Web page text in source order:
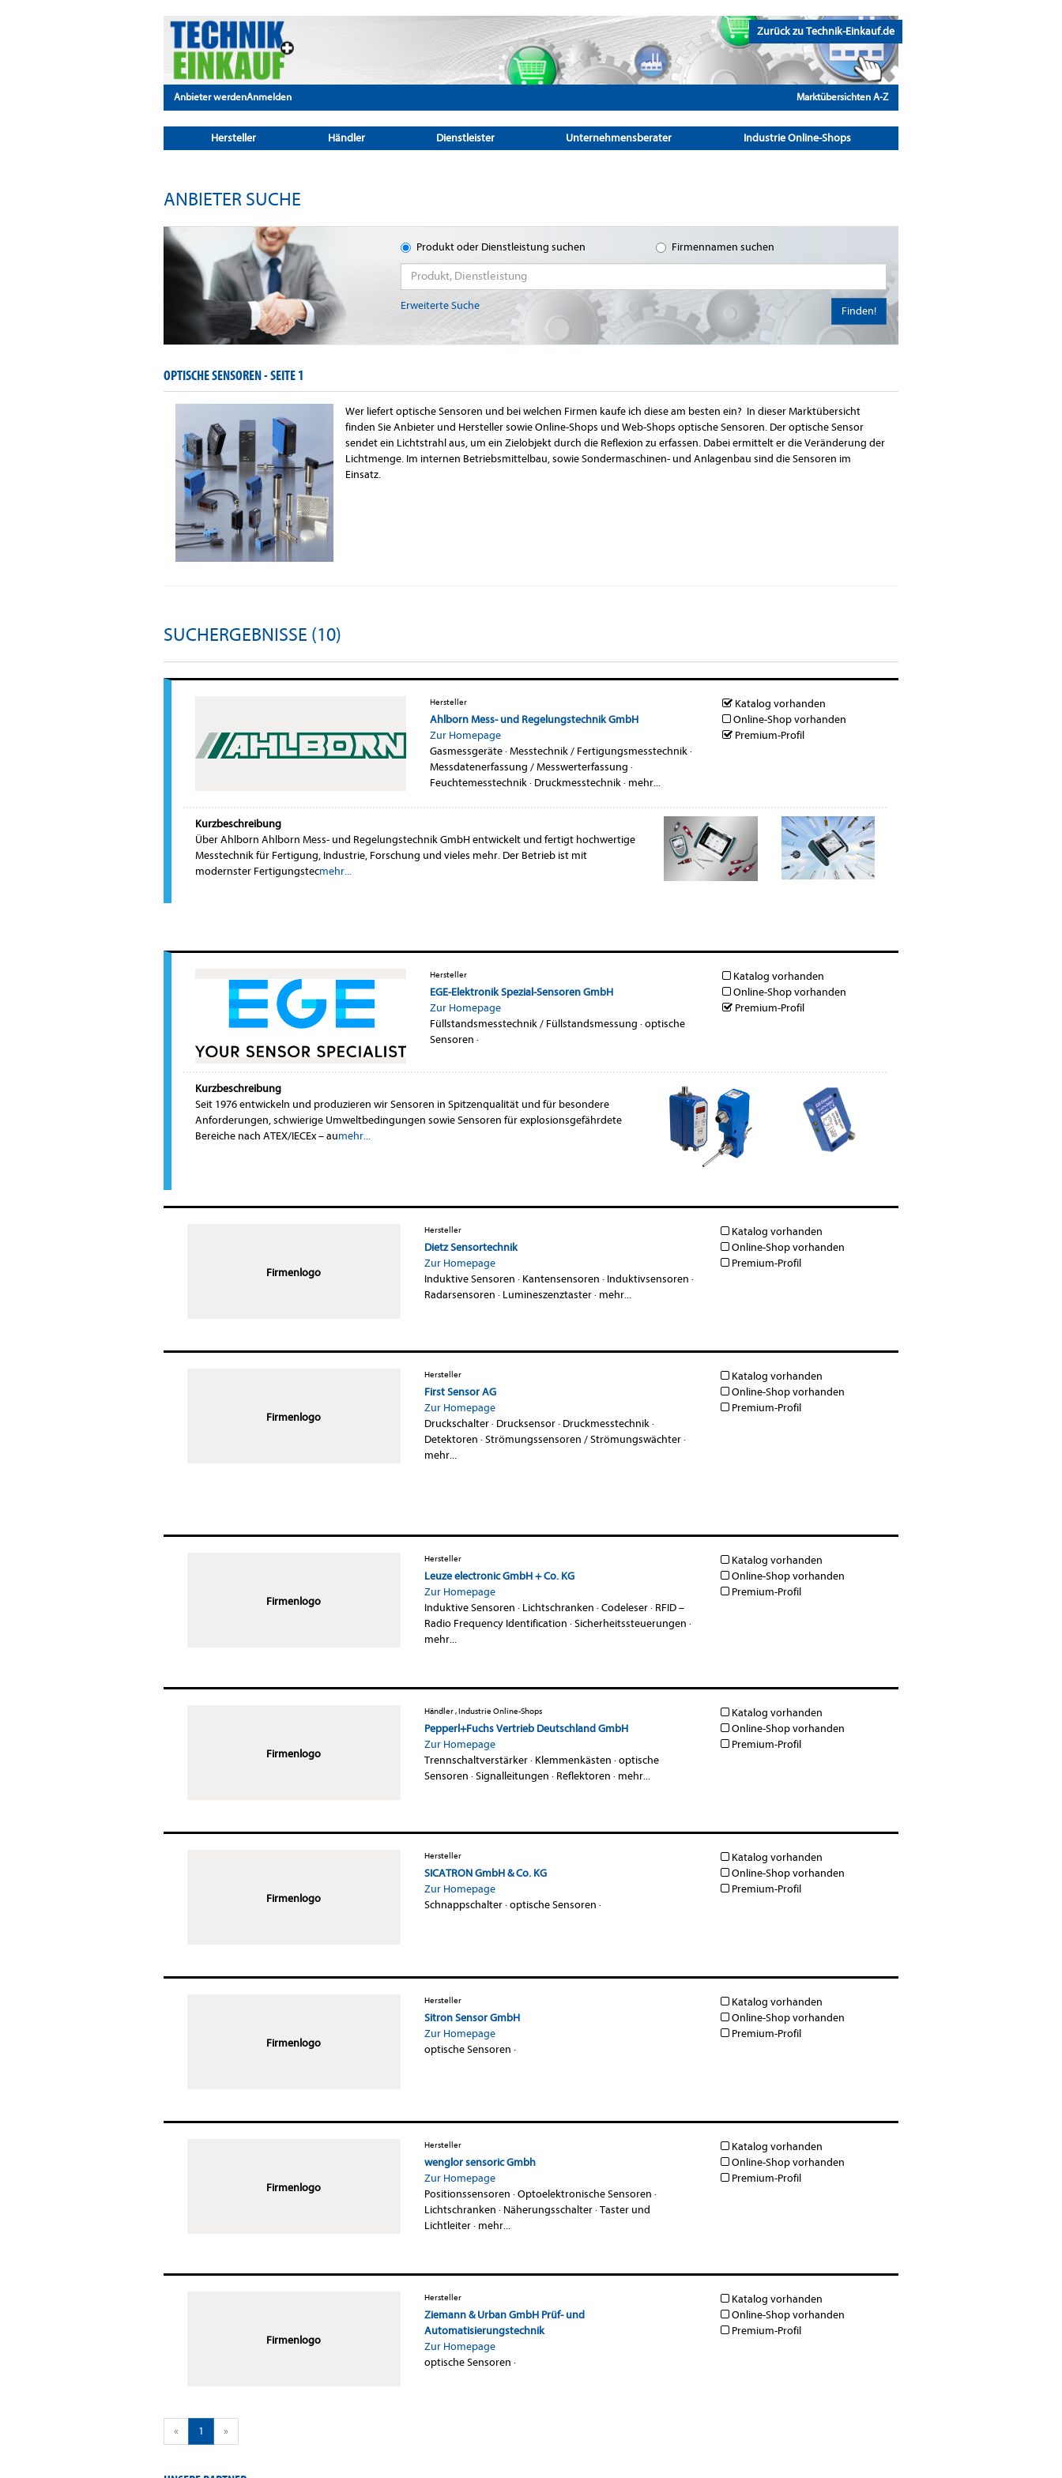
Zurück zu Technik-Einkauf.de
Anbieter werdenAnmelden Marktübersichten A-Z
Hersteller Händler Dienstleister Unternehmensberater Industrie Online-Shops
ANBIETER SUCHE
Produkt oder Dienstleistung suchen Firmennamen suchen
Erweiterte Suche Finden!
OPTISCHE SENSOREN -SEITE 1
Wer liefert optische Sensoren und bei welchen Firmen kaufe ich diese am besten ein? In dieser Marktübersicht
finden Sie Anbieter und Hersteller sowie Online-Shops und Web-Shops optische Sensoren. Der optische Sensor
sendet ein Lichtstrahl aus, um ein Zielobjekt durch die Reflexion zu erfassen. Dabei ermittelt er die Veränderung der
Lichtmenge. Im internen Betriebsmittelbau, sowie Sondermaschinen- und Anlagenbau sind die Sensoren im
Einsatz.
SUCHERGEBNISSE (10)
Hersteller
Ahlborn Mess- und Regelungstechnik GmbH
Zur Homepage
Gasmessgeräte·Messtechnik / Fertigungsmesstechnik·
Messdatenerfassung / Messwerterfassung ·
Feuchtemesstechnik· Druckmesstechnik· mehr...
Katalog vorhanden
Online-Shop vorhanden
Premium-Profil
Kurzbeschreibung
Über Ahlborn Ahlborn Mess- und Regelungstechnik GmbH entwickelt und fertigt hochwertige
Messtechnik für Fertigung, Industrie, Forschung und vieles mehr. Der Betrieb ist mit
modernster Fertigungstecmehr...
Hersteller
EGE-Elektronik Spezial-Sensoren GmbH
Zur Homepage
Füllstandsmesstechnik / Füllstandsmessung ·optische
Sensoren ·
Katalog vorhanden
Online-Shop vorhanden
Premium-Profil
Kurzbeschreibung
Seit 1976 entwickeln und produzieren wir Sensoren in Spitzenqualität und für besondere
Anforderungen, schwierige Umweltbedingungen sowie Sensoren für explosionsgefährdete
Bereiche nach ATEX/IECEx – aumehr...
Firmenlogo
Hersteller
Dietz Sensortechnik
Zur Homepage
Induktive Sensoren · Kantensensoren · Induktivsensoren ·
Radarsensoren · Lumineszenztaster· mehr...
Katalog vorhanden
Online-Shop vorhanden
Premium-Profil
Firmenlogo
Hersteller
First Sensor AG
Zur Homepage
Druckschalter· Drucksensor· Druckmesstechnik·
Detektoren ·Strömungssensoren / Strömungswächter·
mehr...
Katalog vorhanden
Online-Shop vorhanden
Premium-Profil
Firmenlogo
Hersteller
Leuze electronic GmbH + Co. KG
Zur Homepage
Induktive Sensoren · Lichtschranken ·Codeleser· RFID –
Radio Frequency Identification ·Sicherheitssteuerungen ·
mehr...
Katalog vorhanden
Online-Shop vorhanden
Premium-Profil
Firmenlogo
Händler , Industrie Online-Shops
Pepperl+Fuchs Vertrieb Deutschland GmbH
Zur Homepage
Trennschaltverstärker· Klemmenkästen ·optische
Sensoren ·Signalleitungen · Reflektoren · mehr...
Katalog vorhanden
Online-Shop vorhanden
Premium-Profil
Firmenlogo
Hersteller
SICATRON GmbH & Co. KG
Zur Homepage
Schnappschalter·optische Sensoren ·
Katalog vorhanden
Online-Shop vorhanden
Premium-Profil
Firmenlogo
Hersteller
Sitron Sensor GmbH
Zur Homepage
optische Sensoren ·
Katalog vorhanden
Online-Shop vorhanden
Premium-Profil
Firmenlogo
Hersteller
wenglor sensoric Gmbh
Zur Homepage
Positionssensoren ·Optoelektronische Sensoren ·
Lichtschranken · Näherungsschalter·Taster und
Lichtleiter· mehr...
Katalog vorhanden
Online-Shop vorhanden
Premium-Profil
Firmenlogo
Hersteller
Ziemann & Urban GmbH Prüf- und
Automatisierungstechnik
Zur Homepage
optische Sensoren ·
Katalog vorhanden
Online-Shop vorhanden
Premium-Profil
« 1 »